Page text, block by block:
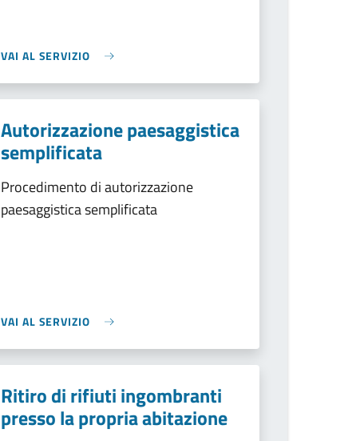
VAI AL SERVIZIO
Autorizzazione paesaggistica
semplificata
Procedimento di autorizzazione
paesaggistica semplificata
VAI AL SERVIZIO
Ritiro di rifiuti ingombranti
presso la propria abitazione